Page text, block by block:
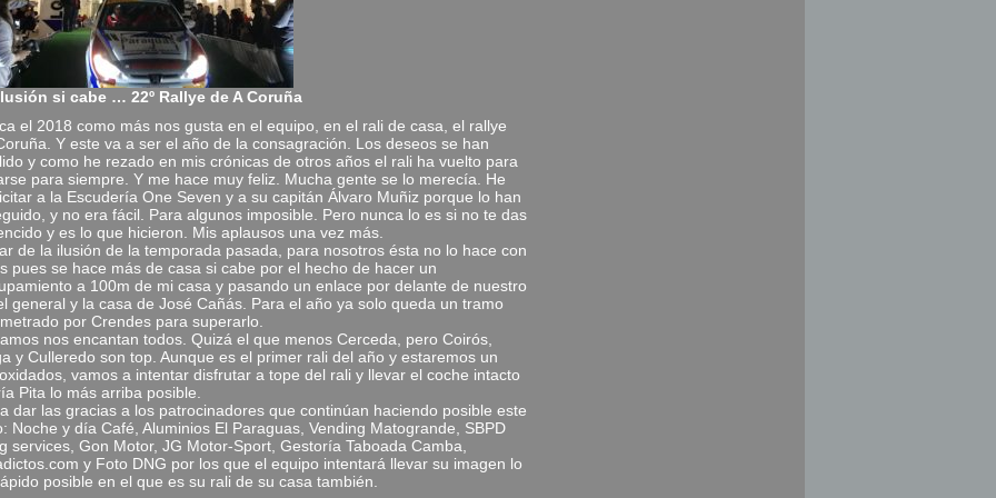
si cabe … 22º Rallye de A Coruña
el 2018 como más nos gusta en el equipo, en el rali de casa, el rallye
Y este va a ser el año de la consagración. Los deseos se han
y como he rezado en mis crónicas de otros años el rali ha vuelto para
para siempre. Y me hace muy feliz. Mucha gente se lo merecía. He
a la Escudería One Seven y a su capitán Álvaro Muñiz porque lo han
y no era fácil. Para algunos imposible. Pero nunca lo es si no te das
y es lo que hicieron. Mis aplausos una vez más.
de la ilusión de la temporada pasada, para nosotros ésta no lo hace con
pues se hace más de casa si cabe por el hecho de hacer un
a 100m de mi casa y pasando un enlace por delante de nuestro
general y la casa de José Cañás. Para el año ya solo queda un tramo
por Crendes para superarlo.
nos encantan todos. Quizá el que menos Cerceda, pero Coirós,
y Culleredo son top. Aunque es el primer rali del año y estaremos un
vamos a intentar disfrutar a tope del rali y llevar el coche intacto
Pita lo más arriba posible.
dar las gracias a los patrocinadores que continúan haciendo posible este
Noche y día Café, Aluminios El Paraguas, Vending Matogrande, SBPD
services, Gon Motor, JG Motor-Sport, Gestoría Taboada Camba,
y Foto DNG por los que el equipo intentará llevar su imagen lo
posible en el que es su rali de su casa también.